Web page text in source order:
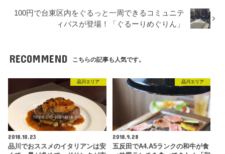
100円で台東区内をぐるっと一周できるコミュニテ
ィバスが登場！「ぐるーりめぐりん」
RECOMMEND こちらの記事も人気です。
品川エリア
2018.10.23
品川でおススメのイタリアンは安
品川エリア
2018.9.28
五反田でA4.A5ランクの和牛が食